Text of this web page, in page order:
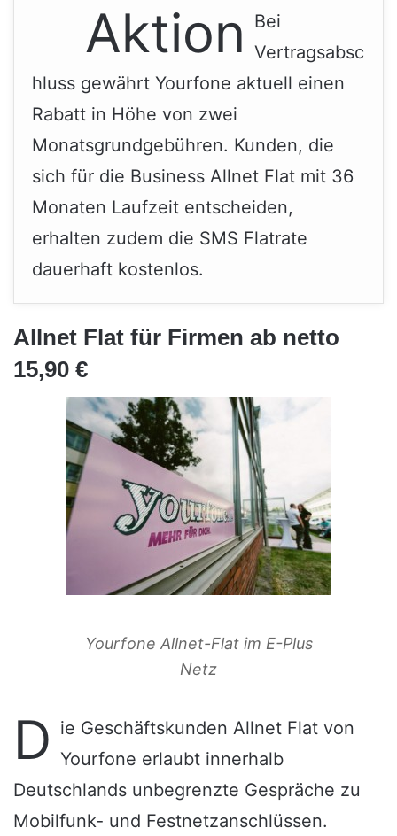
Aktion
Bei
Vertragsabsc
hluss gewährt Yourfone aktuell einen
Rabatt in Höhe von zwei
Monatsgrundgebühren. Kunden, die
sich für die Business Allnet Flat mit 36
Monaten Laufzeit entscheiden,
erhalten zudem die SMS Flatrate
dauerhaft kostenlos.
Allnet Flat für Firmen ab netto
15,90 €
Yourfone Allnet-Flat im E-Plus
Netz
D ie Geschäftskunden Allnet Flat von
Yourfone erlaubt innerhalb
Deutschlands unbegrenzte Gespräche zu
Mobilfunk- und Festnetzanschlüssen.